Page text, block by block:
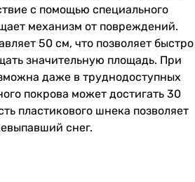
с помощью специального
механизм от повреждений.
50 см, что позволяет быстро
значительную площадь. При
даже в труднодоступных
покрова может достигать 30
пластикового шнека позволяет
снег.